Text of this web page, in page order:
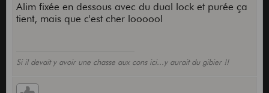
Alim fixée en dessous avec du dual lock et purée ça
tient, mais que c'est cher loooool
Si il devait y avoir une chasse aux cons ici...y aurait du gibier !!